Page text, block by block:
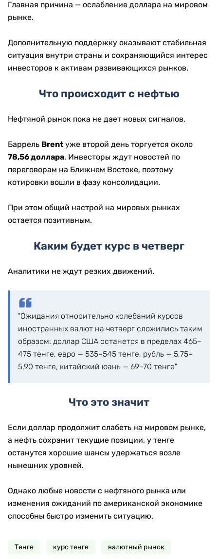
Главная причина — ослабление доллара на мировом
рынке.
Дополнительную поддержку оказывают стабильная
ситуация внутри страны и сохраняющийся интерес
инвесторов к активам развивающихся рынков.
Что происходит с нефтью
Нефтяной рынок пока не дает новых сигналов.
Баррель Brent уже второй день торгуется около
78,56 доллара. Инвесторы ждут новостей по
переговорам на Ближнем Востоке, поэтому
котировки вошли в фазу консолидации.
При этом общий настрой на мировых рынках
остается позитивным.
Каким будет курс в четверг
Аналитики не ждут резких движений.
"Ожидания относительно колебаний курсов
иностранных валют на четверг сложились таким
образом: доллар США останется в пределах 465–
475 тенге, евро — 535–545 тенге, рубль — 5,75–
5,90 тенге, китайский юань — 69–70 тенге"
Что это значит
Если доллар продолжит слабеть на мировом рынке,
а нефть сохранит текущие позиции, у тенге
останутся хорошие шансы удержаться возле
нынешних уровней.
Однако любые новости с нефтяного рынка или
изменения ожиданий по американской экономике
способны быстро изменить ситуацию.
Тенге курс тенге валютный рынок